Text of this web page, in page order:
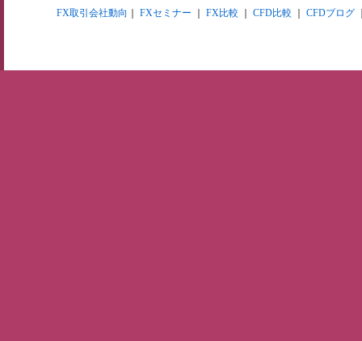
FX取引会社動向 FXセミナー FX比較 CFD比較 CFDブログ